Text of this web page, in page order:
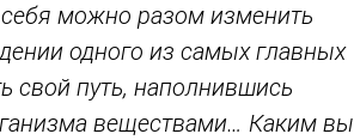
можно разом изменить
одного из самых главных
свой путь, наполнившись
веществами… Каким вы